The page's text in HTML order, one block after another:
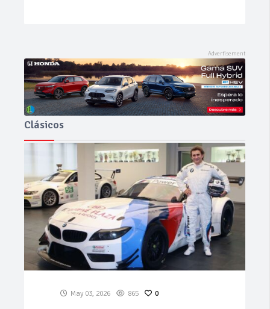
Clásicos
May 03, 2026 865 0